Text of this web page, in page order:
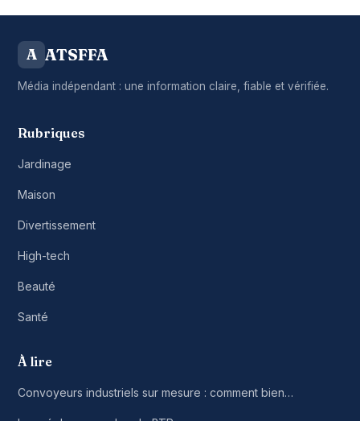
A ATSFFA
Média indépendant : une information claire, fiable et vérifiée.
Rubriques
Jardinage
Maison
Divertissement
High-tech
Beauté
Santé
À lire
Convoyeurs industriels sur mesure : comment bien…